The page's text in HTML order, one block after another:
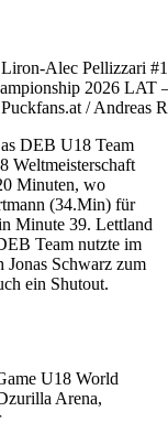
Alec Pellizzari
2026 LAT
/ Andreas
DEB U18 Team
Weltmeisterschaft
Minuten, wo
(34.Min) für
Minute 39. Lettland
Team nutzte im
Jonas Schwarz zum
ein Shutout.
U18 World
Arena,